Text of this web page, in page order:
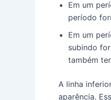
Em um
período
Em um
subindo
também
A linha
aparência.